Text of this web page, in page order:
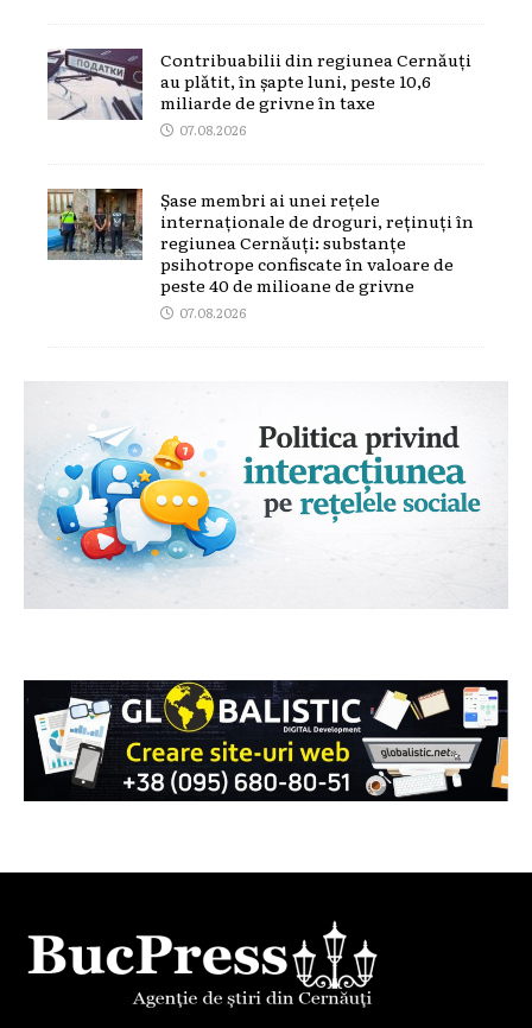
Contribuabilii din regiunea Cernăuți
au plătit, în șapte luni, peste 10,6
miliarde de grivne în taxe
07.08.2026
Șase membri ai unei rețele
internaționale de droguri, reținuți în
regiunea Cernăuți: substanțe
psihotrope confiscate în valoare de
peste 40 de milioane de grivne
07.08.2026